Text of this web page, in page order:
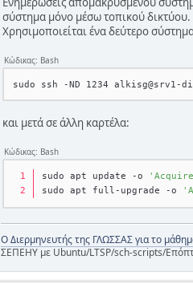
σύστημα μόνο μέσω τοπικού δικτύου.
Χρησιμοποιείται ένα δεύτερο
Κώδικας: Bash
και μετά σε άλλη καρτέλα:
Κώδικας: Bash
sudo apt update -o
sudo apt full-upgrade -o
Ο Διερμηνευτής της ΓΛΩΣΣΑΣ για το
ΣΕΠΕΗΥ με Ubuntu/LTSP/sch-scripts/